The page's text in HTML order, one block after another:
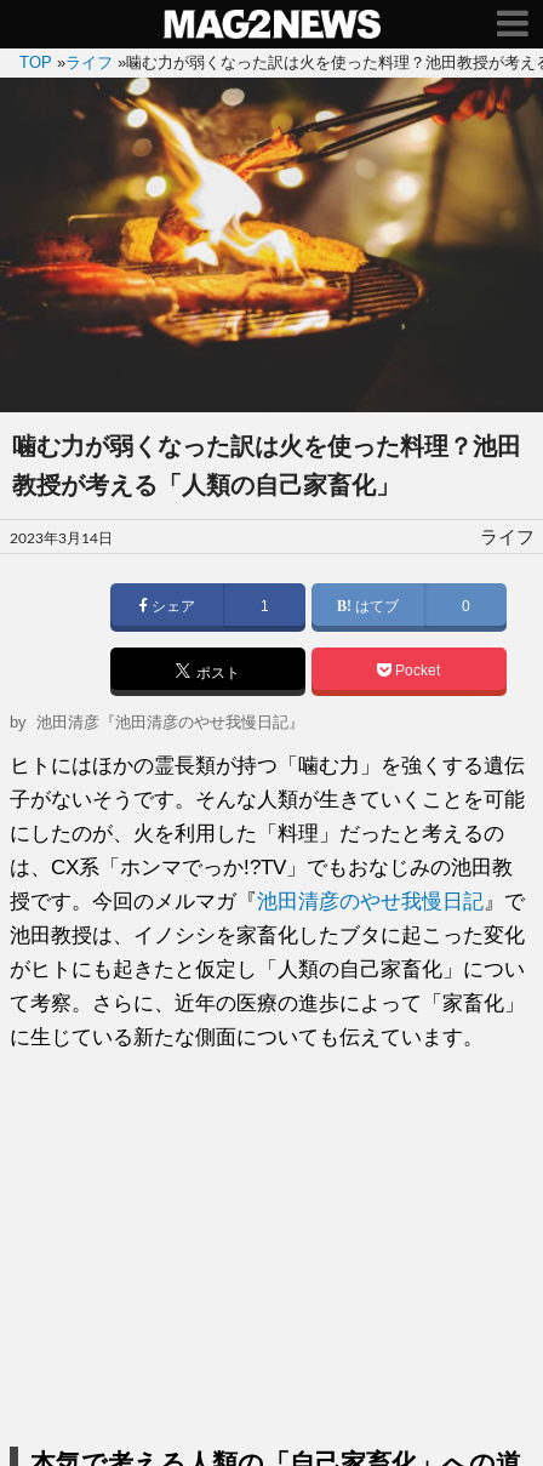
TOP »ライフ »噛む力が弱くなった訳は火を使った料理？池田教授が考え
噛む力が弱くなった訳は火を使った料理？池田
教授が考える「人類の自己家畜化」
投
稿
2023年3月14日 ライフ
シェア 1 はてブ 0
ポスト Pocket
by池田清彦『池田清彦のやせ我慢日記』
ヒトにはほかの霊長類が持つ「噛む力」を強くする遺伝
子がないそうです。そんな人類が生きていくことを可能
にしたのが、火を利用した「料理」だったと考えるの
は、CX系「ホンマでっか!?TV」でもおなじみの池田教
授です。今回のメルマガ『池田清彦のやせ我慢日記 』で
池田教授は、イノシシを家畜化したブタに起こった変化
がヒトにも起きたと仮定し「人類の自己家畜化」につい
て考察。さらに、近年の医療の進歩によって「家畜化」
に生じている新たな側面についても伝えています。